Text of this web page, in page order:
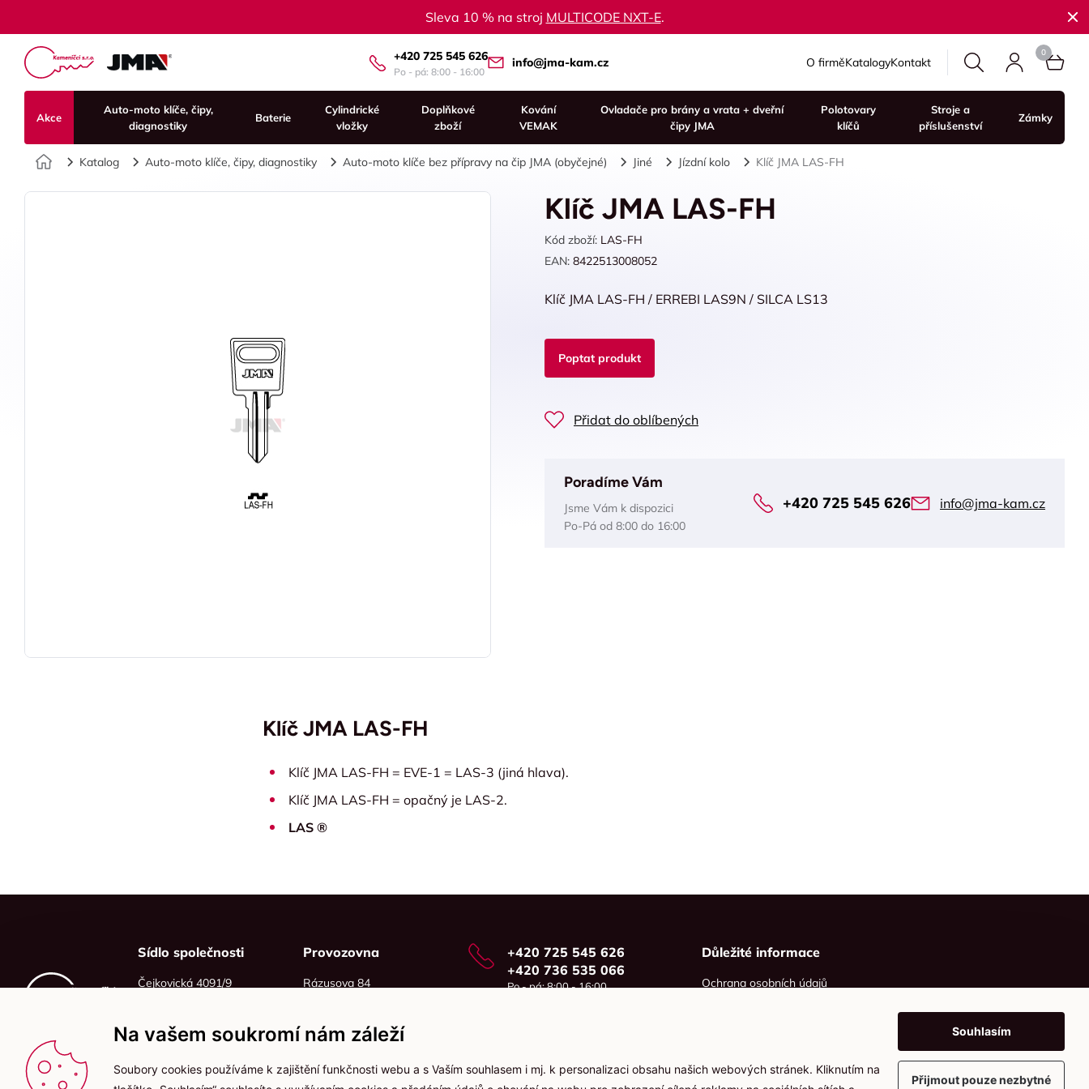
Sleva 10 % na stroj MULTICODE NXT-E.
+420 725 545 626
Po - pá: 8:00 - 16:00
info@jma-kam.cz O firměKatalogyKontakt
Akce
Auto-moto klíče, čipy,
diagnostiky
Baterie
Cylindrické
vložky
Doplňkové
zboží
Kování
VEMAK
Ovladače pro brány a vrata + dveřní
čipy JMA
Polotovary
klíčů
Stroje a
příslušenství
Zámky
Úvod
Katalog Auto-moto klíče, čipy, diagnostiky Auto-moto klíče bez přípravy na čip JMA (obyčejné) Jiné Jízdní kolo Klíč JMA LAS-FH
Klíč JMA LAS-FH
Kód zboží: LAS-FH
EAN: 8422513008052
Klíč JMA LAS-FH / ERREBI LAS9N / SILCA LS13
Poptat produkt
Přidat do oblíbených
Poradíme Vám
Jsme Vám k dispozici
Po-Pá od 8:00 do 16:00
+420 725 545 626 info@jma-kam.cz
Klíč JMA LAS-FH
Klíč JMA LAS-FH = EVE-1 = LAS-3 (jiná hlava).
Klíč JMA LAS-FH = opačný je LAS-2.
LAS ®
Sídlo společnosti
Čejkovická 4091/9
IČO: 06215319
DIČ: CZ06215319
Provozovna
Rázusova 84
+420 725 545 626
+420 736 535 066
Po - pá: 8:00 - 16:00
Důležité informace
Ochrana osobních údajů
Na vašem soukromí nám záleží
Soubory cookies používáme k zajištění funkčnosti webu a s Vaším souhlasem i mj. k personalizaci obsahu našich webových stránek. Kliknutím na
Souhlasím
Přijmout pouze nezbytné